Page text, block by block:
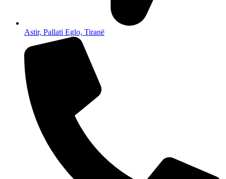
Astir, Pallati Eglo, Tiranë